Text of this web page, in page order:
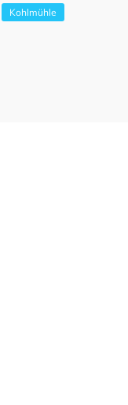
Kohlmühle